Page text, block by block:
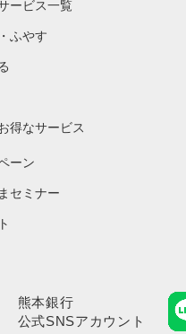
ービス一覧
ふやす
得なサービス
ーン
セミナー
熊本銀行
公式SNSアカウント